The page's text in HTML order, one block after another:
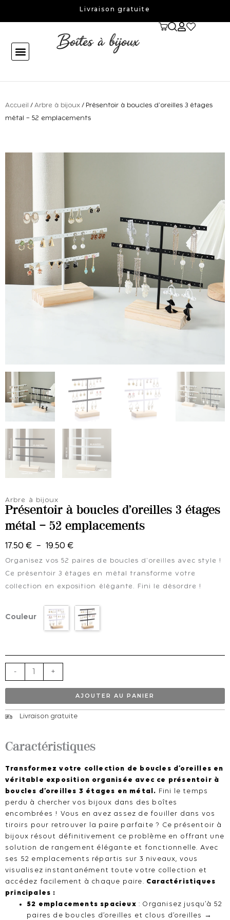
Livraison gratuite
Accueil / Arbre à bijoux / Présentoir à boucles d’oreilles 3 étages
métal – 52 emplacements
Arbre à bijoux
Présentoir à boucles d’oreilles 3 étages
métal – 52 emplacements
17.50 € – 19.50 €Plage
de
prix :
17.50 €
19.50 €
Organisez vos 52 paires de boucles d’oreilles avec style !
Ce présentoir 3 étages en métal transforme votre
collection en exposition élégante. Fini le désordre !
Couleur
-
de
boucles
d'oreilles
3
métal
-
emplacements
+
AJOUTER AU PANIER
Livraison gratuite
Caractéristiques
Transformez votre collection de boucles d’oreilles en
véritable exposition organisée avec ce présentoir à
boucles d’oreilles 3 étages en métal. Fini le temps
perdu à chercher vos bijoux dans des boîtes
encombrées ! Vous en avez assez de fouiller dans vos
tiroirs pour retrouver la paire parfaite ? Ce présentoir à
bijoux résout définitivement ce problème en offrant une
solution de rangement élégante et fonctionnelle. Avec
ses 52 emplacements répartis sur 3 niveaux, vous
visualisez instantanément toute votre collection et
accédez facilement à chaque paire. Caractéristiques
principales :
52 emplacements spacieux : Organisez jusqu’à 52
paires de boucles d’oreilles et clous d’oreilles →